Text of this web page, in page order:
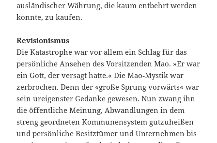
ausländischer Währung, die kaum entbehrt werden
konnte, zu kaufen.
Revisionismus
Die Katastrophe war vor allem ein Schlag für das
persönliche Ansehen des Vorsitzenden Mao. »Er war
ein Gott, der versagt hatte.« Die Mao‑Mystik war
zerbrochen. Denn der «große Sprung vorwärts« war
sein ureigenster Gedanke gewesen. Nun zwang ihn
die öffentliche Meinung, Abwandlungen in dem
streng geordneten Kommunensystem gutzuheißen
und persönliche Besitztümer und Unternehmen bis